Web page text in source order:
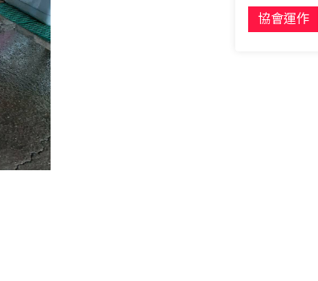
協會運作